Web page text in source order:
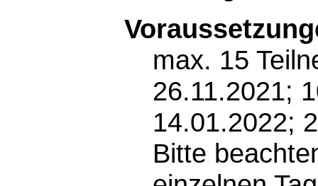
max. 15
26.11.2021;
14.01.2022;
Bitte